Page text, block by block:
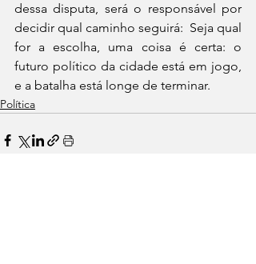
dessa disputa, será o responsável por
decidir qual caminho seguirá:  Seja qual
for a escolha, uma coisa é certa: o
futuro político da cidade está em jogo,
e a batalha está longe de terminar.
Política